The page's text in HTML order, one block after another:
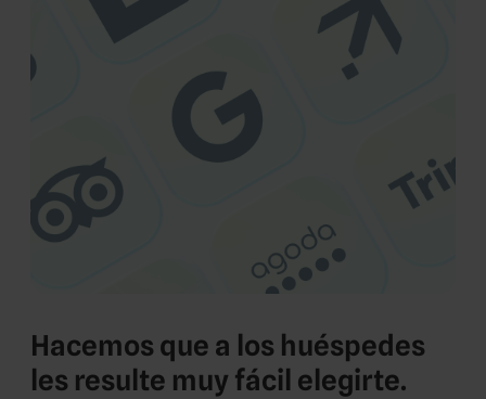
Hacemos que a los huéspedes
les resulte muy fácil elegirte.